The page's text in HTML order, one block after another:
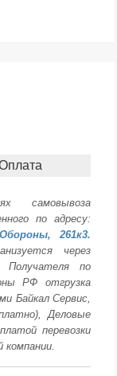
самовывоза
по адресу:
261к3.
через
Получателя по
РФ отгрузка
Байкал Сервис,
Деловые
перевозки